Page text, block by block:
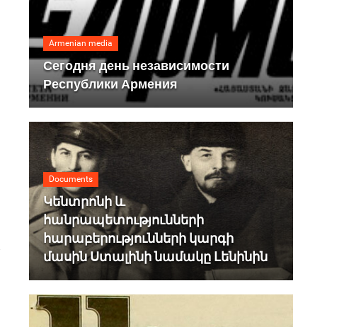
Armenian media
Сегодня день независимости
Республики Армения
Documents
Կենտրոնի և
հանրապետությունների
հարաբերությունների կարգի
մասին Ստալինի նամակը Լենինին